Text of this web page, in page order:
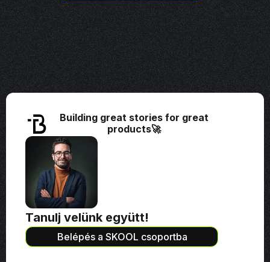
Building great stories for great
products🚀
Tanulj velünk együtt!
Belépés a SKOOL csoportba